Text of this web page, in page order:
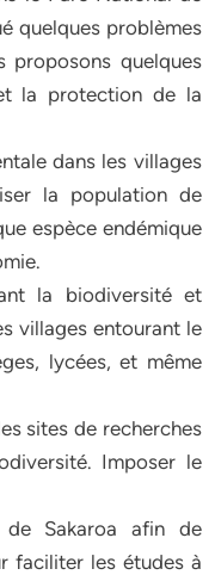
quelques problèmes
proposons quelques
la protection de la
dans les villages
la population de
espèce endémique
la biodiversité et
villages entourant le
lycées, et même
sites de recherches
Imposer le
Sakaroa afin de
faciliter les études à